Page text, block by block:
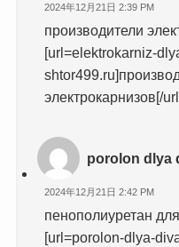
2024年12月21日 2:39 PM
производители
[url=elektrokarniz-
электрокарнизов[/
porolon dlya
2024年12月21日 2:42 PM
пенополиуретан
[url=porolon-dlya-